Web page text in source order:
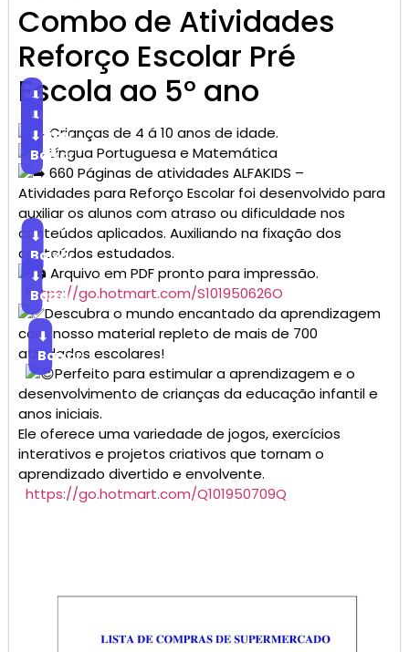
Combo de Atividades
Reforço Escolar Pré
Escola ao 5° ano
⬇
Baixar
Crianças de 4 á 10 anos de idade.
⬇
Baixar
Língua Portuguesa e Matemática
⬇
Baixar
660 Páginas de atividades ALFAKIDS –
Atividades para Reforço Escolar foi desenvolvido para
auxiliar os alunos com atraso ou dificuldade nos
conteúdos aplicados. Auxiliando na fixação dos
conteúdos estudados.
⬇
Baixar
Arquivo em PDF pronto para impressão.
https://go.hotmart.com/S101950626O
⬇
Baixar
Descubra o mundo encantado da aprendizagem
com nosso material repleto de mais de 700
atividades escolares!
⬇
Baixar
Perfeito para estimular a aprendizagem e o
desenvolvimento de crianças da educação infantil e
anos iniciais.
Ele oferece uma variedade de jogos, exercícios
interativos e projetos criativos que tornam o
aprendizado divertido e envolvente.
https://go.hotmart.com/Q101950709Q